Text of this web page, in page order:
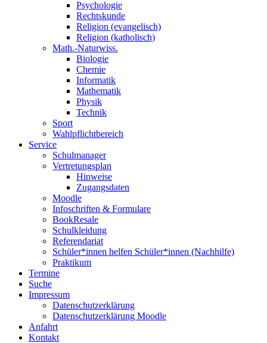
Psychologie
Rechtskunde
Religion (evangelisch)
Religion (katholisch)
Math.-Naturwiss.
Biologie
Chemie
Informatik
Mathematik
Physik
Technik
Sport
Wahlpflichtbereich
Service
Schulmanager
Vertretungsplan
Hinweise
Zugangsdaten
Moodle
Infoschriften & Formulare
BookResale
Schulkleidung
Referendariat
Schüler*innen helfen Schüler*innen (Nachhilfe)
Praktikum
Termine
Suche
Impressum
Datenschutzerklärung
Datenschutzerklärung Moodle
Anfahrt
Kontakt